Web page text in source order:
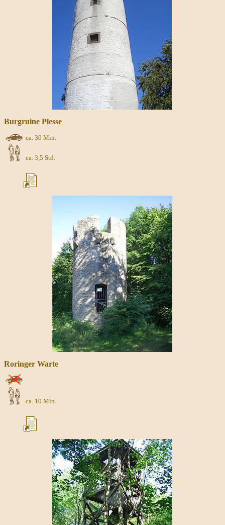
Burgruine Plesse
ca. 30 Min.
ca. 3,5 Std.
Roringer Warte
ca. 10 Min.